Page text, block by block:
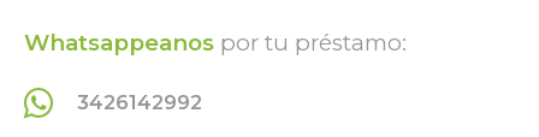
Whatsappeanos por tu préstamo:
3426142992